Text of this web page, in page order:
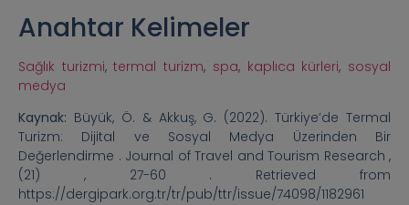
Anahtar Kelimeler
Sağlık turizmi,termal turizm, spa, kaplıca kürleri, sosyal
medya
Kaynak: Büyük, Ö. & Akkuş, G. (2022). Türkiye’de Termal
Turizm: Dijital ve Sosyal Medya Üzerinden Bir
Değerlendirme . Journal of Travel and Tourism Research ,
(21) , 27-60 . Retrieved from
https://dergipark.org.tr/tr/pub/ttr/issue/74098/1182961